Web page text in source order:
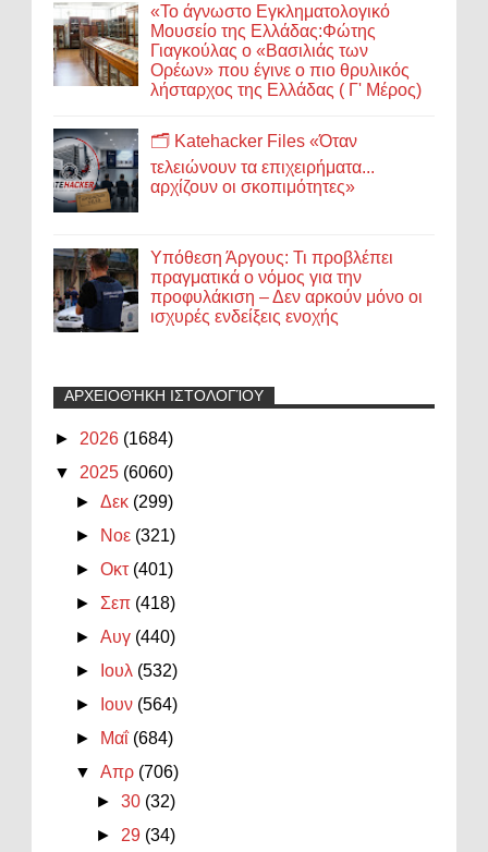
«Το άγνωστο Εγκληματολογικό
Μουσείο της Ελλάδας:Φώτης
Γιαγκούλας ο «Βασιλιάς των
Ορέων» που έγινε ο πιο θρυλικός
λήσταρχος της Ελλάδας ( Γ' Μέρος)
🗂️ Katehacker Files «Όταν
τελειώνουν τα επιχειρήματα...
αρχίζουν οι σκοπιμότητες»
Υπόθεση Άργους: Τι προβλέπει
πραγματικά ο νόμος για την
προφυλάκιση – Δεν αρκούν μόνο οι
ισχυρές ενδείξεις ενοχής
ΑΡΧΕΙΟΘΉΚΗ ΙΣΤΟΛΟΓΊΟΥ
► 2026 (1684)
▼ 2025 (6060)
►Δεκ (299)
►
Νοε (321)
►Οκτ (401)
► Σεπ (418)
►Αυγ (440)
►
Ιουλ (532)
►
Ιουν (564)
►
Μαΐ (684)
▼Απρ (706)
►30 (32)
► 29 (34)